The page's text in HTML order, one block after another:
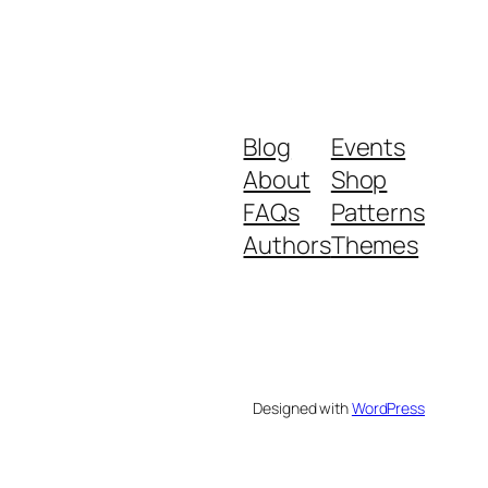
Blog
About
FAQs
Authors
Events
Shop
Patterns
Themes
Designed withWordPress